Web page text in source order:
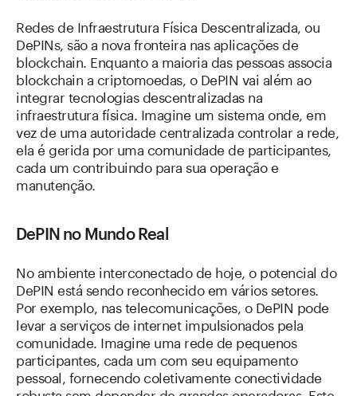
Redes de Infraestrutura Física Descentralizada, ou
DePINs, são a nova fronteira nas aplicações de
blockchain. Enquanto a maioria das pessoas associa
blockchain a criptomoedas, o DePIN vai além ao
integrar tecnologias descentralizadas na
infraestrutura física. Imagine um sistema onde, em
vez de uma autoridade centralizada controlar a rede,
ela é gerida por uma comunidade de participantes,
cada um contribuindo para sua operação e
manutenção.
DePIN no Mundo Real
No ambiente interconectado de hoje, o potencial do
DePIN está sendo reconhecido em vários setores.
Por exemplo, nas telecomunicações, o DePIN pode
levar a serviços de internet impulsionados pela
comunidade. Imagine uma rede de pequenos
participantes, cada um com seu equipamento
pessoal, fornecendo coletivamente conectividade